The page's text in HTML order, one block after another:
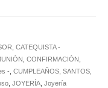
CATEQUISTA -
CONFIRMACIÓN
- CUMPLEAÑOS, SANTOS,
JOYERÍA Joyería